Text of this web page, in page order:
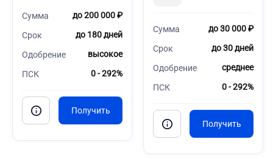
Сумма до 200 000 ₽
Срок до 180 дней
Одобрение высокое
ПСК 0 - 292%
Сумма до 30 000 ₽
Срок до 30 дней
Одобрение среднее
ПСК 0 - 292%